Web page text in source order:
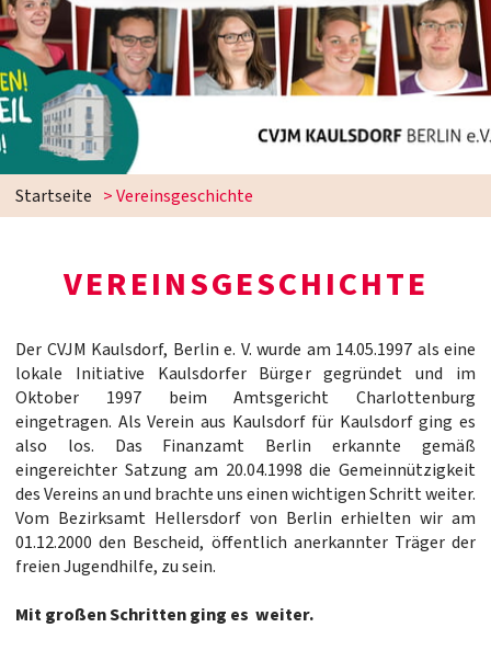
Startseite >Vereinsgeschichte
VEREINSGESCHICHTE
Der CVJM Kaulsdorf, Berlin e. V. wurde am 14.05.1997 als eine
lokale Initiative Kaulsdorfer Bürger gegründet und im
Oktober 1997 beim Amtsgericht Charlottenburg
eingetragen. Als Verein aus Kaulsdorf für Kaulsdorf ging es
also los. Das Finanzamt Berlin erkannte gemäß
eingereichter Satzung am 20.04.1998 die Gemeinnützigkeit
des Vereins an und brachte uns einen wichtigen Schritt weiter.
Vom Bezirksamt Hellersdorf von Berlin erhielten wir am
01.12.2000 den Bescheid, öffentlich anerkannter Träger der
freien Jugendhilfe, zu sein.
Mit großen Schritten ging es weiter.